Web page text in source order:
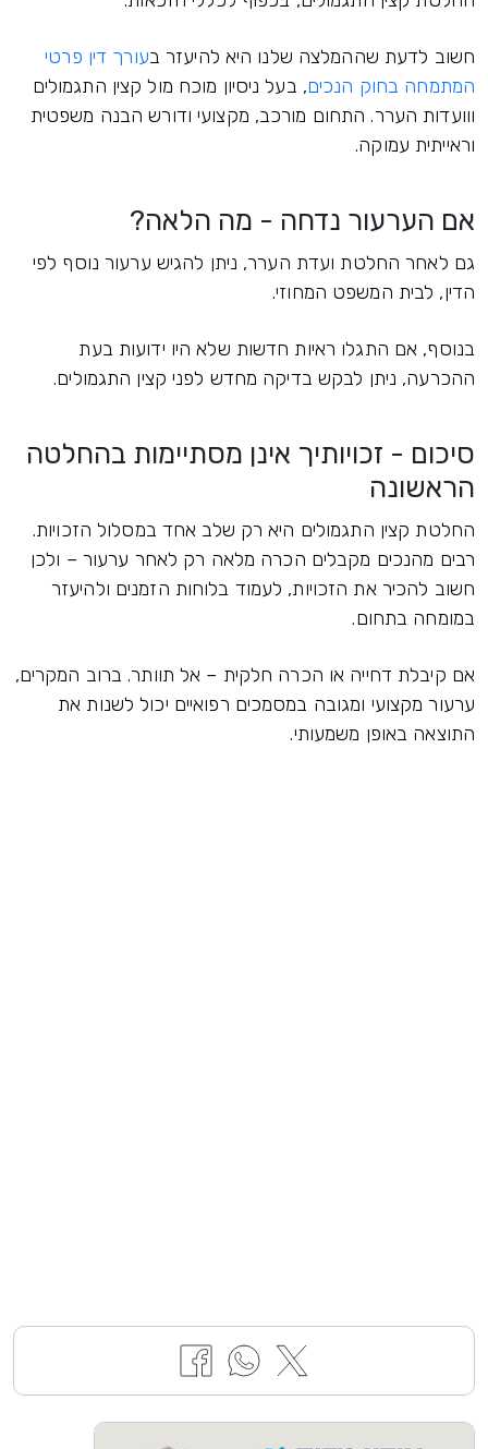
חשוב לדעת שההמלצה שלנו היא להיעזר בעורך דין פרטי
המתמחה בחוק הנכים, בעל ניסיון מוכח מול קצין התגמולים
ווועדות הערר. התחום מורכב, מקצועי ודורש הבנה משפטית
וראייתית עמוקה.
אם הערעור נדחה - מה הלאה?
גם לאחר החלטת ועדת הערר, ניתן להגיש ערעור נוסף לפי
הדין, לבית המשפט המחוזי.
בנוסף, אם התגלו ראיות חדשות שלא היו ידועות בעת
ההכרעה, ניתן לבקש בדיקה מחדש לפני קצין התגמולים.
סיכום - זכויותיך אינן מסתיימות בהחלטה
הראשונה
החלטת קצין התגמולים היא רק שלב אחד במסלול הזכויות.
רבים מהנכים מקבלים הכרה מלאה רק לאחר ערעור – ולכן
חשוב להכיר את הזכויות, לעמוד בלוחות הזמנים ולהיעזר
במומחה בתחום.
אם קיבלת דחייה או הכרה חלקית – אל תוותר. ברוב המקרים,
ערעור מקצועי ומגובה במסמכים רפואיים יכול לשנות את
התוצאה באופן משמעותי.